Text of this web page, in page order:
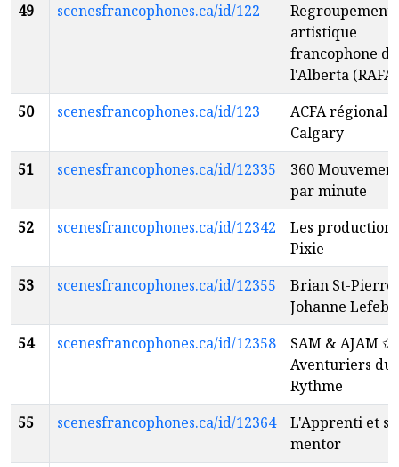
49 scenesfrancophones.ca/id/122
Regroupement
artistique
francophone de
l'Alberta (RAFA)
50
scenesfrancophones.ca/id/123
ACFA régionale
Calgary
51
scenesfrancophones.ca/id/12335
360
par minute
52
scenesfrancophones.ca/id/12342
Les productions
Pixie
53
scenesfrancophones.ca/id/12355
Brian St-Pierre
Johanne
54
scenesfrancophones.ca/id/12358
SAM & AJAM ✩
Aventuriers du
Rythme
55
scenesfrancophones.ca/id/12364
L'Apprenti et
mentor